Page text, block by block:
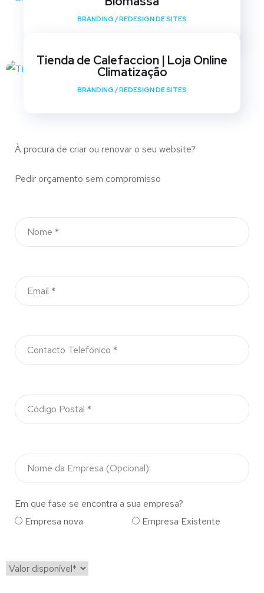
BRANDING /REDESIGN DE SITES
Tienda de Calefaccion | Loja Online
Climatização
BRANDING /REDESIGN DE SITES
À procura de criar ou renovar o seu website?
Pedir orçamento sem compromisso
Em que fase se encontra a sua empresa?
Empresa nova
Empresa Existente